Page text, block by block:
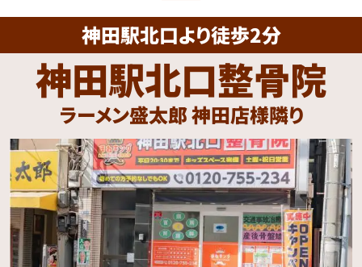
神田駅北口より徒歩2分
神田駅北口整骨院
ラーメン盛太郎 神田店様隣り